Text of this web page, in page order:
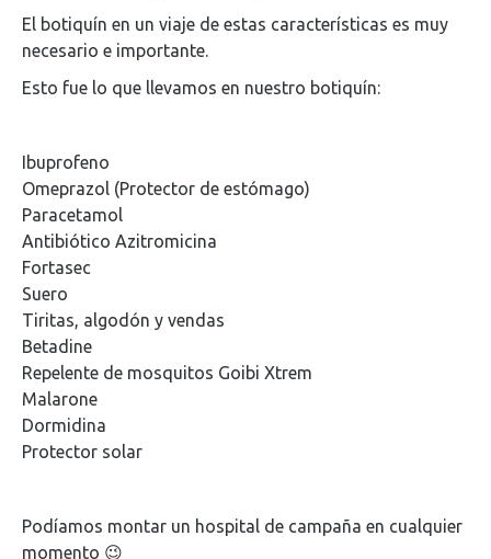
El botiquín en un viaje de estas características es muy
necesario e importante.
Esto fue lo que llevamos en nuestro botiquín:
Ibuprofeno
Omeprazol (Protector de estómago)
Paracetamol
Antibiótico Azitromicina
Fortasec
Suero
Tiritas, algodón y vendas
Betadine
Repelente de mosquitos Goibi Xtrem
Malarone
Dormidina
Protector solar
Podíamos montar un hospital de campaña en cualquier
momento 😉